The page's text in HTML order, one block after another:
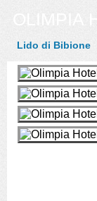
Lido di Bibione